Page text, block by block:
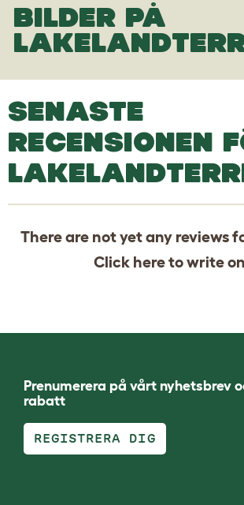
BILDER PÅ
SENASTE
RECENSIONEN
There are not yet any reviews
Click hereto write
Prenumerera på vårt nyhetsbrev
rabatt
REGISTRERA DIG